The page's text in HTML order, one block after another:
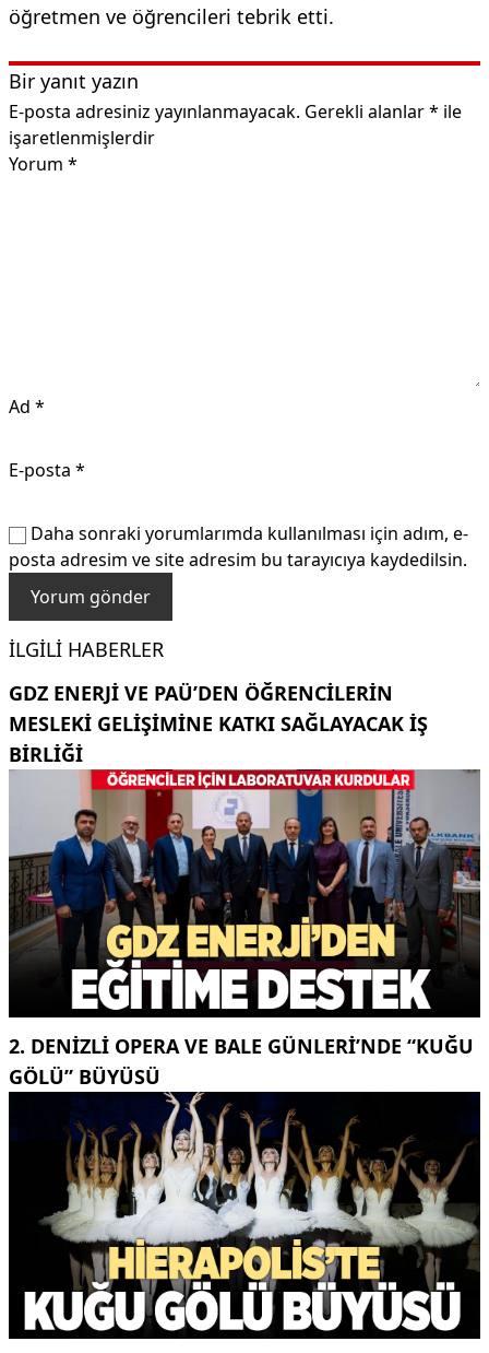
öğretmen ve öğrencileri tebrik etti.
Bir yanıt yazın
E-posta adresiniz yayınlanmayacak. Gerekli alanlar* ile
işaretlenmişlerdir
Yorum *
Ad *
E-posta *
Daha sonraki yorumlarımda kullanılması için adım, e-
posta adresim ve site adresim bu tarayıcıya kaydedilsin.
İLGILI HABERLER
GDZ ENERJI VE PAÜ’DEN ÖĞRENCILERIN
MESLEKI GELIŞIMINE KATKI SAĞLAYACAK IŞ
BIRLIĞI
2. DENIZLI OPERA VE BALE GÜNLERI’NDE “KUĞU
GÖLÜ” BÜYÜSÜ